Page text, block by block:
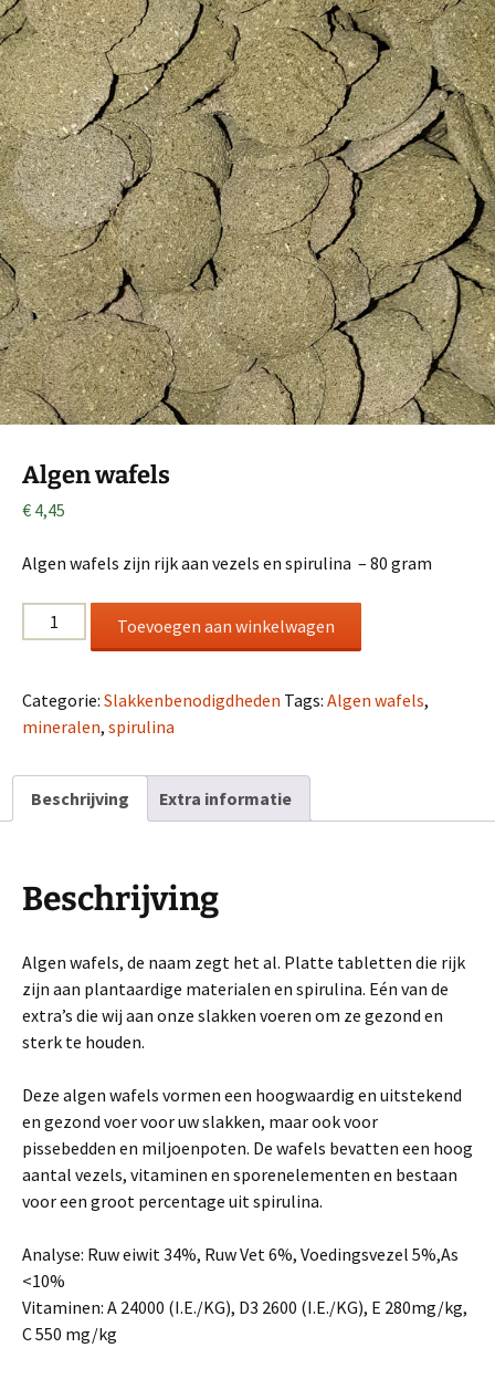
Algen wafels
€ 4,45
Algen wafels zijn rijk aan vezels en spirulina – 80 gram
Algen
wafels
Toevoegen aan winkelwagen
Categorie: Slakkenbenodigdheden Tags: Algen wafels,
mineralen, spirulina
Beschrijving Extra informatie
Beschrijving
Algen wafels, de naam zegt het al. Platte tabletten die rijk
zijn aan plantaardige materialen en spirulina. Eén van de
extra’s die wij aan onze slakken voeren om ze gezond en
sterk te houden.
Deze algen wafels vormen een hoogwaardig en uitstekend
en gezond voer voor uw slakken, maar ook voor
pissebedden en miljoenpoten. De wafels bevatten een hoog
aantal vezels, vitaminen en sporenelementen en bestaan
voor een groot percentage uit spirulina.
Analyse: Ruw eiwit 34%, Ruw Vet 6%, Voedingsvezel 5%,As
<10%
Vitaminen: A 24000 (I.E./KG), D3 2600 (I.E./KG), E 280mg/kg,
C 550 mg/kg